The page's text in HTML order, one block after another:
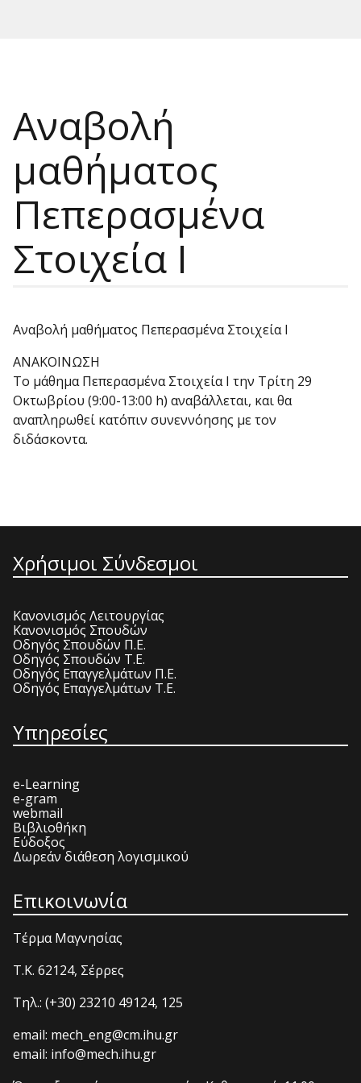
Αναβολή
μαθήματος
Πεπερασμένα
Στοιχεία Ι
Αναβολή μαθήματος Πεπερασμένα Στοιχεία Ι
ΑΝΑΚΟΙΝΩΣΗ
Το μάθημα Πεπερασμένα Στοιχεία Ι την Τρίτη 29
Οκτωβρίου (9:00-13:00 h) αναβάλλεται, και θα
αναπληρωθεί κατόπιν συνεννόησης με τον
διδάσκοντα.
Χρήσιμοι Σύνδεσμοι
Κανονισμός Λειτουργίας
Κανονισμός Σπουδών
Οδηγός Σπουδών Π.Ε.
Οδηγός Σπουδών Τ.Ε.
Οδηγός Επαγγελμάτων Π.Ε.
Οδηγός Επαγγελμάτων Τ.Ε.
Υπηρεσίες
e-Learning
e-gram
webmail
Βιβλιοθήκη
Εύδοξος
Δωρεάν διάθεση λογισμικού
Επικοινωνία
Τέρμα Μαγνησίας
T.K. 62124, Σέρρες
Τηλ.: (+30) 23210 49124, 125
email: mech_eng@cm.ihu.gr
email: info@mech.ihu.gr